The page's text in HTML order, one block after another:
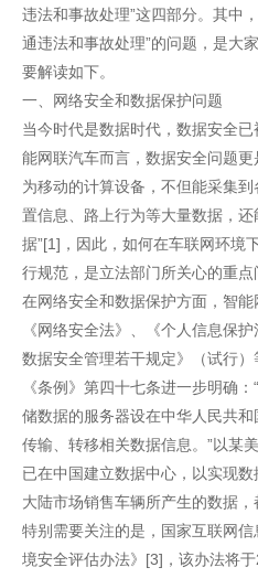
违法和事故处理”这四部分。其中
通违法和事故处理”的问题，是大
要解读如下。
一、网络安全和数据保护问题
当今时代是数据时代，数据安全
能网联汽车而言，数据安全问题
为移动的计算设备，不但能采集
置信息、路上行为等大量数据，
据”[1]，因此，如何在车联网环境
行规范，是立法部门所关心的重点
在网络安全和数据保护方面，智
《网络安全法》、《个人信息保
数据安全管理若干规定》（试行）
《条例》第四十七条进一步明确
储数据的服务器设在中华人民共
传输、转移相关数据信息。”以某
已在中国建立数据中心，以实现
大陆市场销售车辆所产生的数据，
特别需要关注的是，国家互联网
境安全评估办法》[3]，该办法将